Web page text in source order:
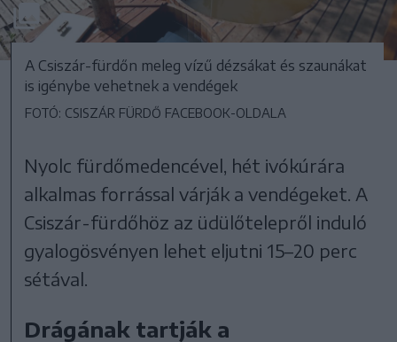
A Csiszár-fürdőn meleg vízű dézsákat és szaunákat
is igénybe vehetnek a vendégek
FOTÓ: CSISZÁR FÜRDŐ FACEBOOK-OLDALA
Nyolc fürdőmedencével, hét ivókúrára
alkalmas forrással várják a vendégeket. A
Csiszár-fürdőhöz az üdülőtelepről induló
gyalogösvényen lehet eljutni 15–20 perc
sétával.
Drágának tartják a